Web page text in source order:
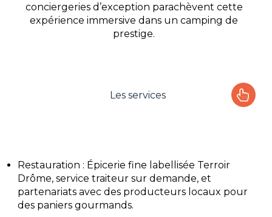
conciergeries d’exception parachèvent cette
expérience immersive dans un camping de
prestige.
Les services
Les activités
Restauration : Épicerie fine labellisée Terroir
Drôme, service traiteur sur demande, et
partenariats avec des producteurs locaux pour
des paniers gourmands.